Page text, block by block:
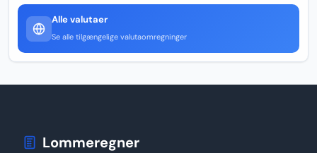
Alle valutaer
Se alle tilgængelige valutaomregninger
Lommeregner